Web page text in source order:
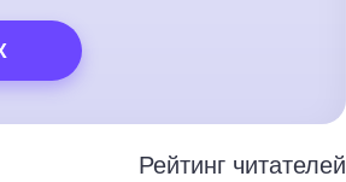
Рейтинг читателей